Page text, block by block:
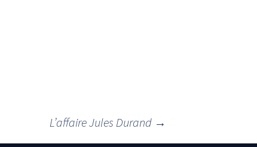
L’affaire Jules Durand →